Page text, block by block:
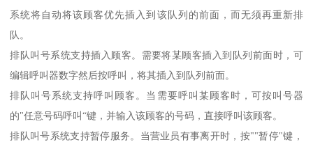
系统将自动将该顾客优先插入到该队列的前面，而无须再重新排
队。
排队叫号系统支持插入顾客。需要将某顾客插入到队列前面时，可
编辑呼叫器数字然后按呼叫，将其插入到队列前面。
排队叫号系统支持呼叫顾客。当需要呼叫某顾客时，可按叫号器
的"任意号码呼叫“键，并输入该顾客的号码，直接呼叫该顾客。
排队叫号系统支持暂停服务。当营业员有事离开时，按""暂停"键，